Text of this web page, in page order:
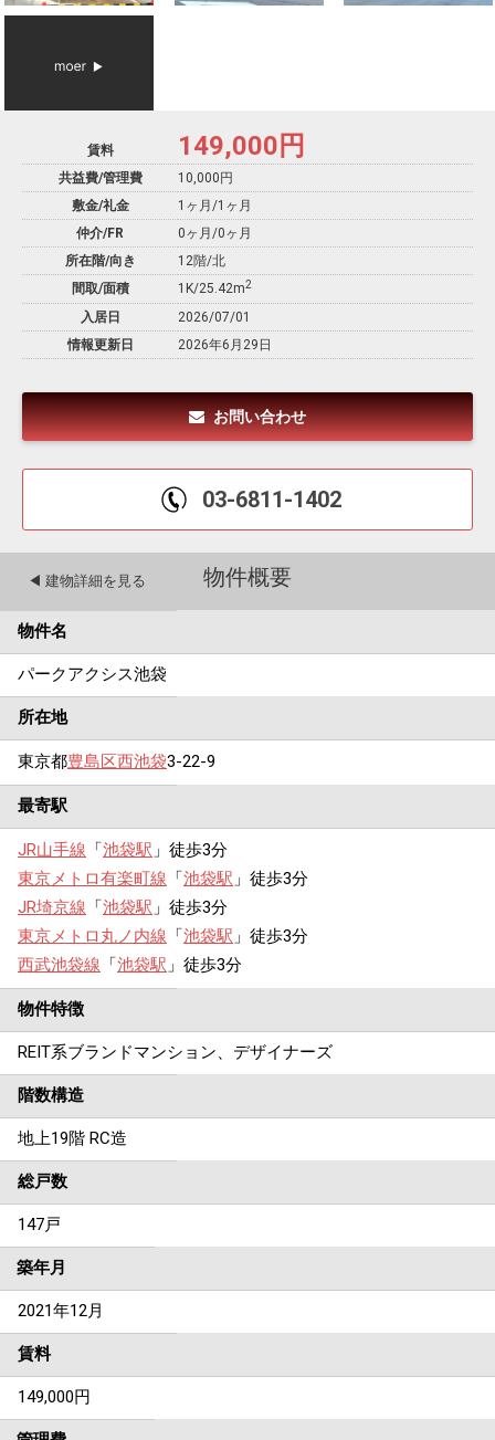
賃料 149,000 円
共益費/管理費
10,000円
敷金/礼金
1ヶ月 /1ヶ月
仲介/FR
0ヶ月 /0ヶ月
所在階/向き
12階/北
間取/面積
1K/25.42m2
入居日
2026/07/01
情報更新日
2026年6月29日
お問い合わせ
03-6811-1402
物件概要
◀︎ 建物詳細を見る
物件名
パークアクシス池袋
所在地
東京都豊島区西池袋3-22-9
最寄駅
JR山手線 「池袋駅 」徒歩3分
東京メトロ有楽町線 「池袋駅 」徒歩3分
JR埼京線 「池袋駅 」徒歩3分
東京メトロ丸ノ内線 「池袋駅 」徒歩3分
西武池袋線 「池袋駅 」徒歩3分
物件特徴
REIT系ブランドマンション、デザイナーズ
階数構造
地上19階 RC造
総戸数
147戸
築年月
2021年12月
賃料
149,000円